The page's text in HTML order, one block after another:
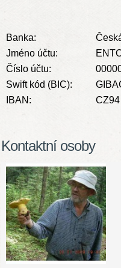
Banka:
Jméno účtu:
Číslo účtu:
Swift kód (BIC):
IBAN:
Kontaktní osoby